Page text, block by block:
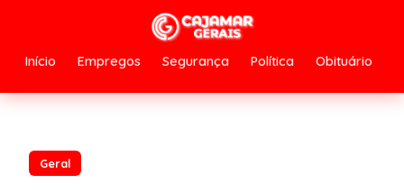
Início Empregos Segurança Política Obituário
Geral